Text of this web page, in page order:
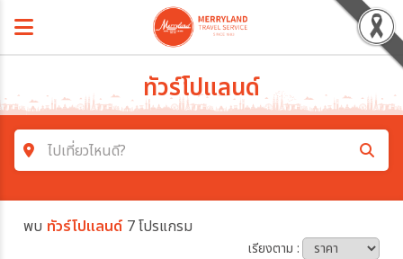
ทัวร์โปแลนด์
ไปเที่ยวไหนดี?
ค้นหาโปรแกรมทัวร์
พบ ทัวร์โปแลนด์ 7 โปรแกรม
เรียงตาม :